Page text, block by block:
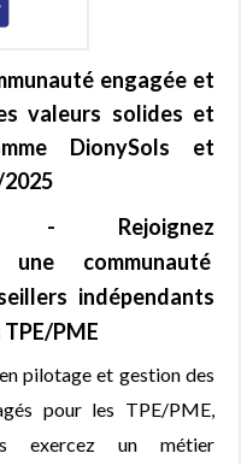
engagée et
valeurs solides et
DionySols et
- Rejoignez
une communauté
indépendants
PME
pilotage et gestion des
pour les TPE/PME,
exercez un métier